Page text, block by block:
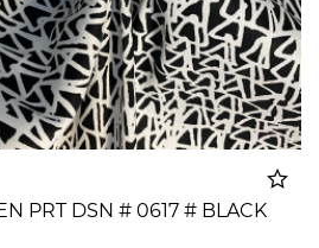
PRT DSN # 0617 # BLACK